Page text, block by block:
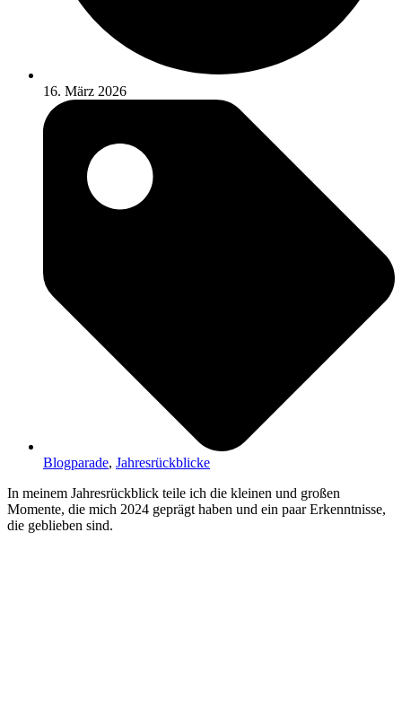
16. März 2026
Blogparade, Jahresrückblicke
In meinem Jahresrückblick teile ich die kleinen und großen
Momente, die mich 2024 geprägt haben und ein paar Erkenntnisse,
die geblieben sind.